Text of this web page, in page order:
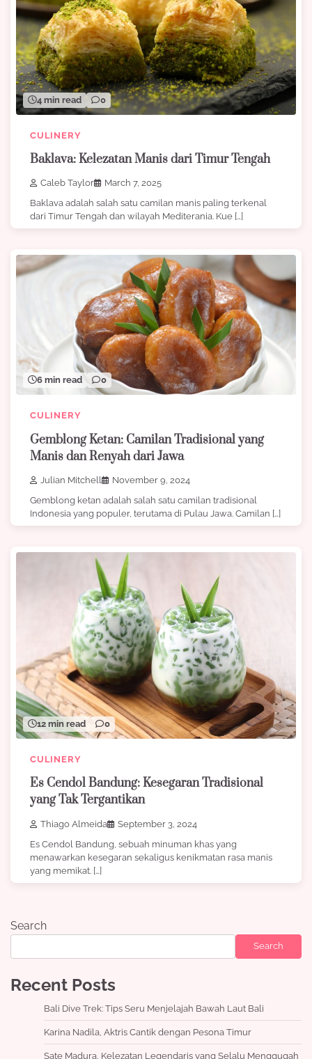
4 min read 0
CULINERY
Baklava: Kelezatan Manis dari Timur Tengah
Caleb Taylor
March 7, 2025
Baklava adalah salah satu camilan manis paling terkenal
dari Timur Tengah dan wilayah Mediterania. Kue […]
6 min read 0
CULINERY
Gemblong Ketan: Camilan Tradisional yang
Manis dan Renyah dari Jawa
Julian Mitchell
November 9, 2024
Gemblong ketan adalah salah satu camilan tradisional
Indonesia yang populer, terutama di Pulau Jawa. Camilan […]
12 min read 0
CULINERY
Es Cendol Bandung: Kesegaran Tradisional
yang Tak Tergantikan
Thiago Almeida
September 3, 2024
Es Cendol Bandung, sebuah minuman khas yang
menawarkan kesegaran sekaligus kenikmatan rasa manis
yang memikat. […]
Search
Search
Recent Posts
Bali Dive Trek: Tips Seru Menjelajah Bawah Laut Bali
Karina Nadila, Aktris Cantik dengan Pesona Timur
Sate Madura, Kelezatan Legendaris yang Selalu Menggugah